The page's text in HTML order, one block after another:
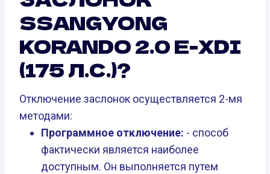
SSANGYONG
KORANDO 2.0 E-XDI
(175 Л.С.)?
Отключение заслонок осуществляется 2-мя
методами:
Программное отключение: - способ
фактически является наиболее
доступным. Он выполняется путем